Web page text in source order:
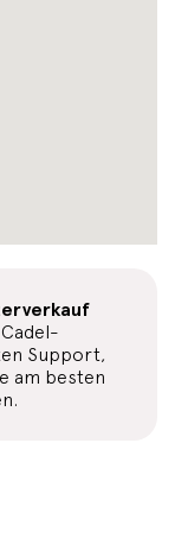
Support,
am besten